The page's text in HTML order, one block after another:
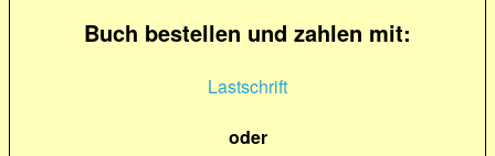
Buch bestellen und zahlen mit:
Lastschrift
oder